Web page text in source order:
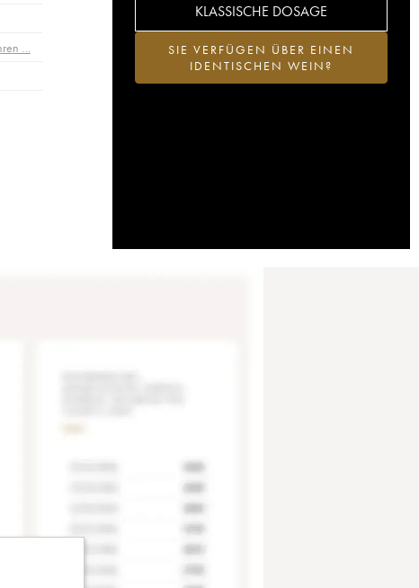
KLASSISCHE DOSAGE
SIE VERFÜGEN ÜBER EINEN
IDENTISCHEN WEIN?
…